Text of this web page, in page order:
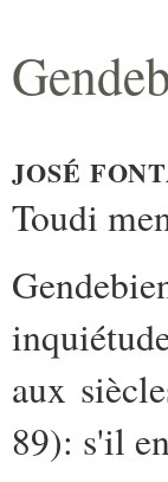
JOSÉ
Toudi
aux
89): s'il